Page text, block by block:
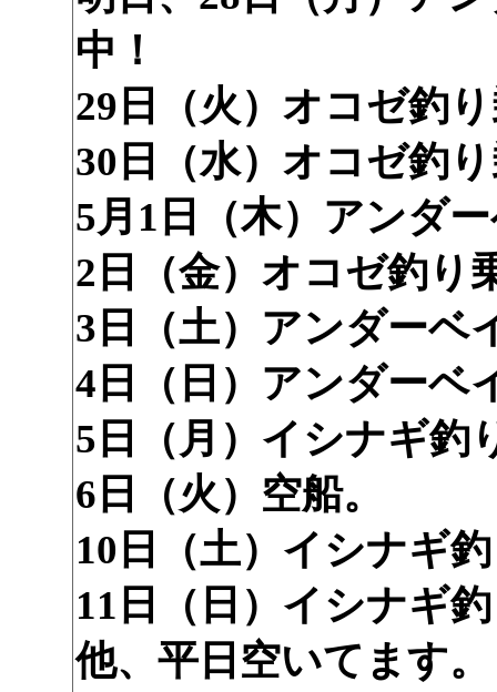
中！
29日（火）オコゼ釣
30日（水）オコゼ釣
5月1日（木）アンダ
2日（金）オコゼ釣り
3日（土）アンダーベ
4日（日）アンダーベ
5日（月）イシナギ釣
6日（火）空船。
10日（土）イシナギ
11日（日）イシナギ
他、平日空いてます。